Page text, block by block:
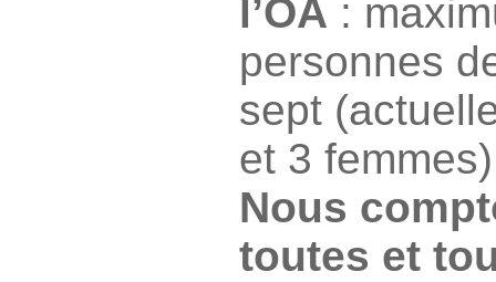
l’OA :
personnes
sept
et 3
Nous
toutes et